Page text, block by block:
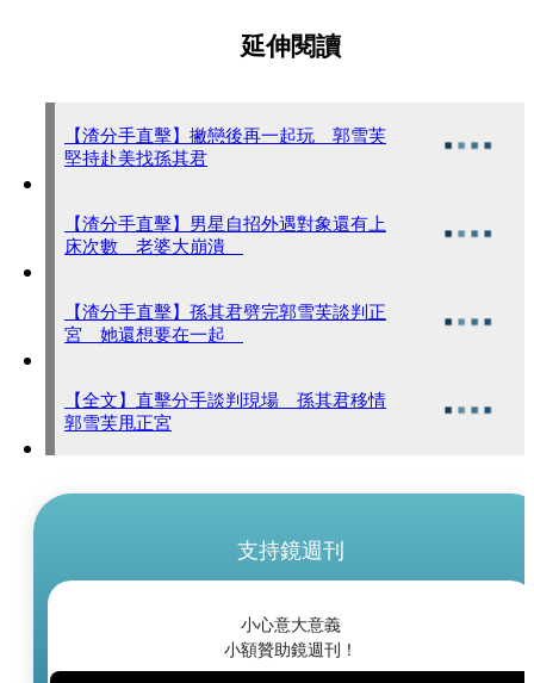
延伸閱讀
【渣分手直擊】撇戀後再一起玩 郭雪芙
堅持赴美找孫其君
【渣分手直擊】男星自招外遇對象還有上
床次數 老婆大崩潰
【渣分手直擊】孫其君劈完郭雪芙談判正
宮 她還想要在一起
【全文】直擊分手談判現場 孫其君移情
郭雪芙甩正宮
支持鏡週刊
小心意大意義
小額贊助鏡週刊！